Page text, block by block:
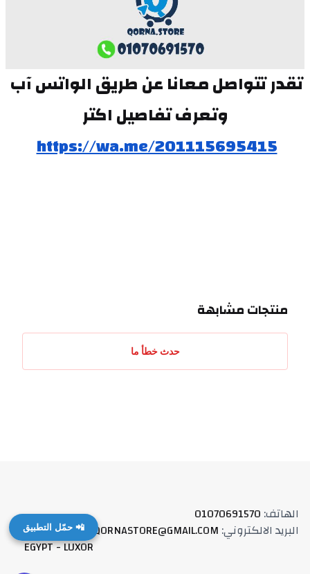
📲 حمّل التطبيق
وتعرف تفاصيل اكتر
https://wa.me/201115695415
منتجات مشابهة
حدث خطأ ما
الهاتف:
01070691570
البريد الالكتروني:
QORNASTORE@GMAIL.COM العنوان:
EGYPT - LUXOR